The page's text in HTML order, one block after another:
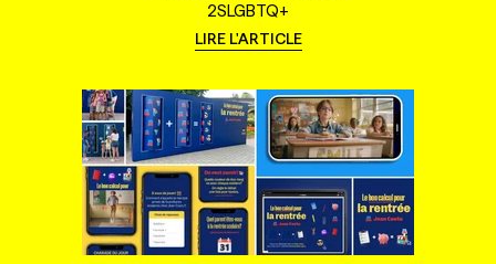
2SLGBTQ+
LIRE L'ARTICLE